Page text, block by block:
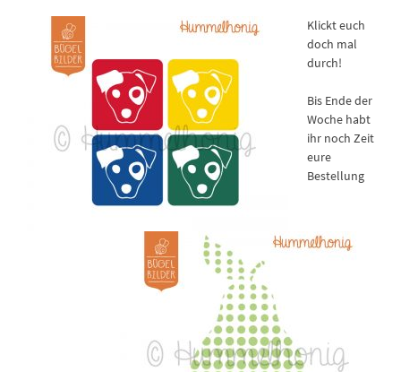
Klickt euch
doch mal
durch!
Bis Ende der
Woche habt
ihr noch Zeit
eure
Bestellung